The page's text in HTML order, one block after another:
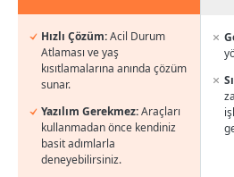
Hızlı Çözüm:Acil Durum
Atlaması ve yaş
kısıtlamalarına anında çözüm
sunar.
Yazılım Gerekmez:Araçları
kullanmadan önce kendiniz
basit adımlarla
deneyebilirsiniz.